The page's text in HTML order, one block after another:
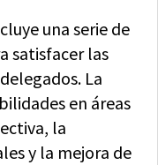
una serie de
satisfacer las
La
en áreas
la
y la mejora de